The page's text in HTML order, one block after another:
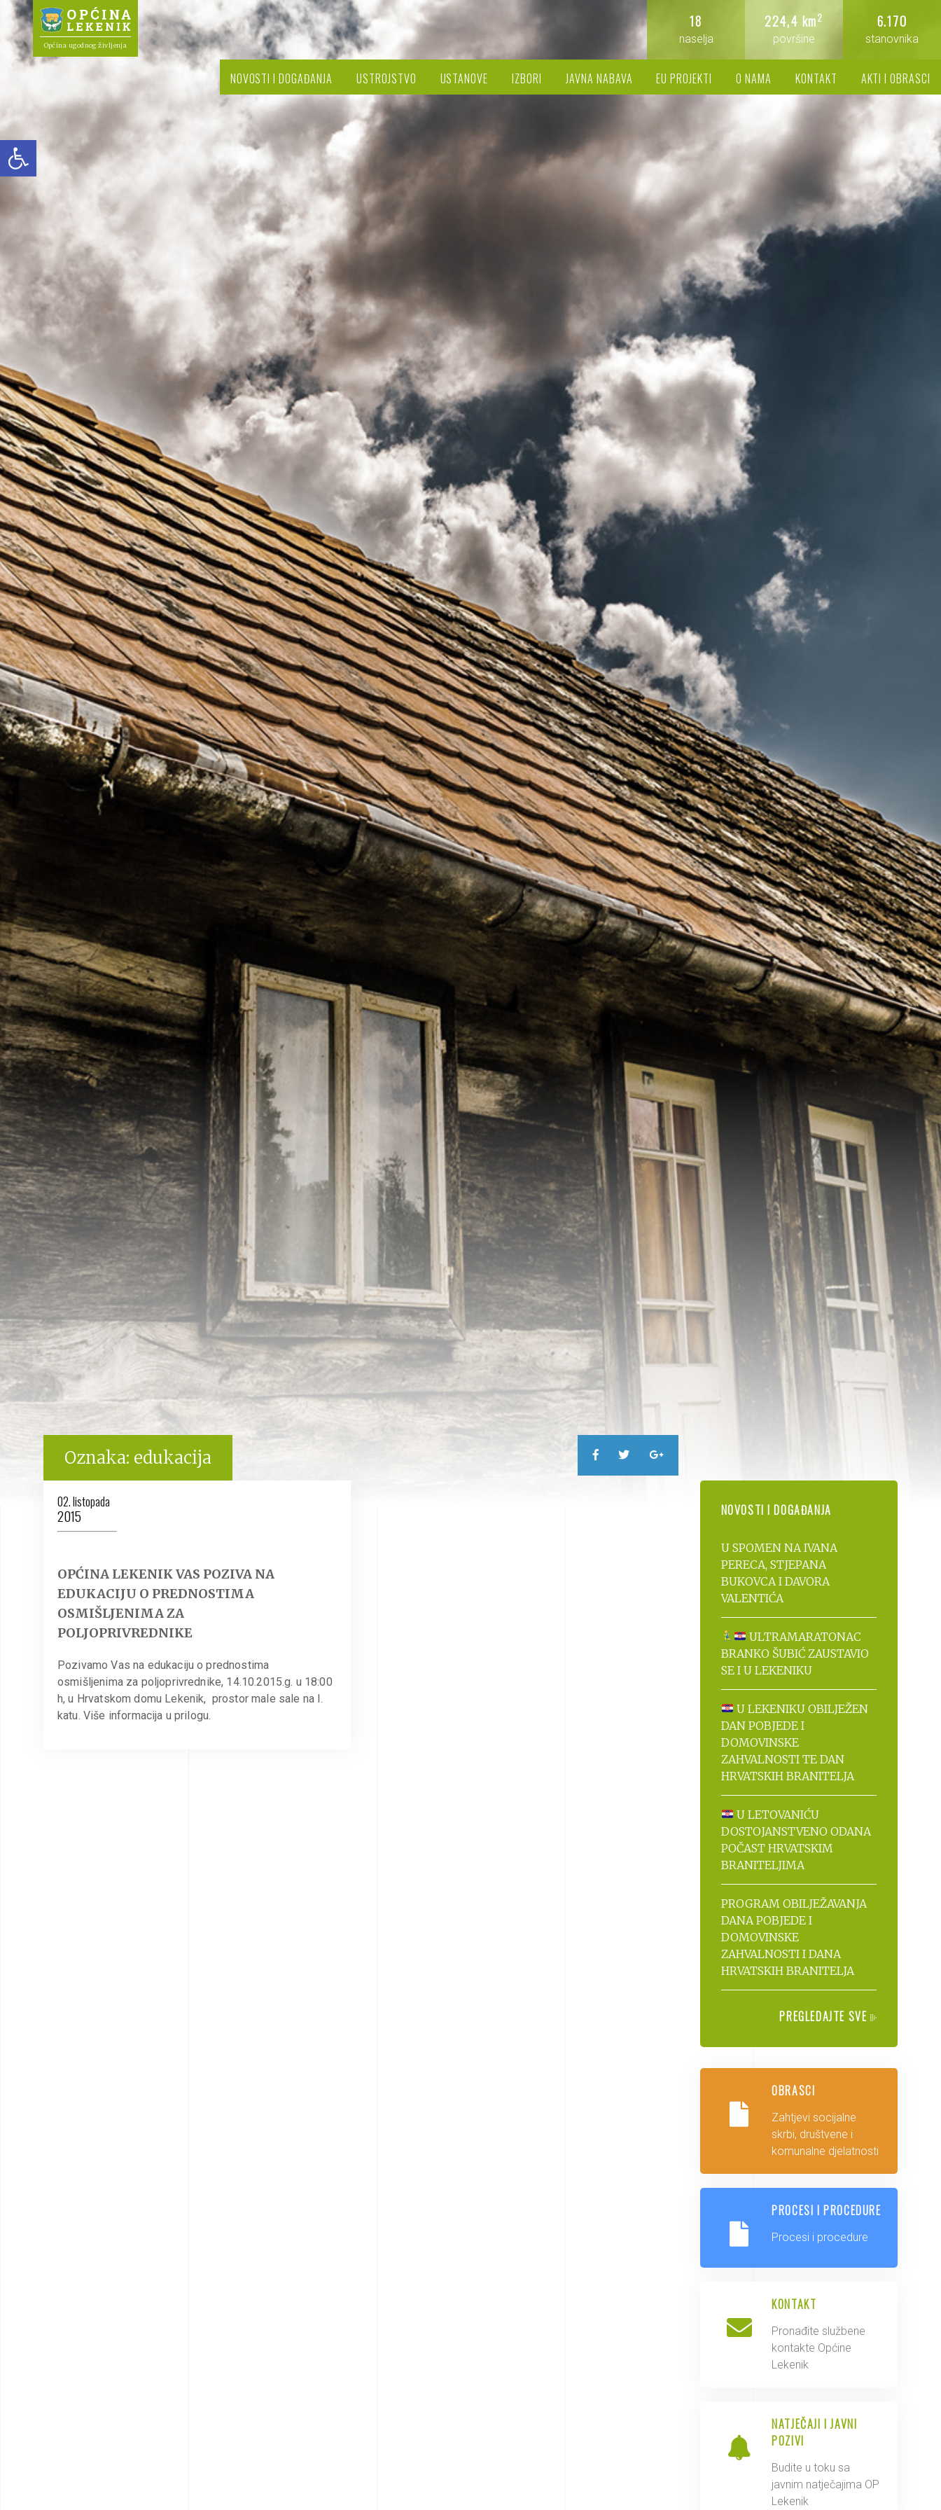
Open toolbar
Općina ugodnog življenja
6.170
stanovnika
224,4 km2
površine
18
naselja
NOVOSTI I DOGAĐANJA USTROJSTVO USTANOVE IZBORI JAVNA NABAVA EU PROJEKTI O NAMA KONTAKT AKTI I OBRASCI
Oznaka: edukacija
02. listopada
2015
OPĆINA LEKENIK VAS POZIVA NA
EDUKACIJU O PREDNOSTIMA
OSMIŠLJENIMA ZA
POLJOPRIVREDNIKE
Pozivamo Vas na edukaciju o prednostima
osmišljenima za poljoprivrednike, 14.10.2015.g. u 18:00
h, u Hrvatskom domu Lekenik, prostor male sale na I.
katu. Više informacija u prilogu.
NOVOSTI I DOGAĐANJA
U SPOMEN NA IVANA
PERECA, STJEPANA
BUKOVCA I DAVORA
VALENTIĆA
ULTRAMARATONAC
BRANKO ŠUBIĆ ZAUSTAVIO
SE I U LEKENIKU
U LEKENIKU OBILJEŽEN
DAN POBJEDE I
DOMOVINSKE
ZAHVALNOSTI TE DAN
HRVATSKIH BRANITELJA
U LETOVANIĆU
DOSTOJANSTVENO ODANA
POČAST HRVATSKIM
BRANITELJIMA
PROGRAM OBILJEŽAVANJA
DANA POBJEDE I
DOMOVINSKE
ZAHVALNOSTI I DANA
HRVATSKIH BRANITELJA
PREGLEDAJTE SVE
OBRASCI
Zahtjevi socijalne
skrbi, društvene i
komunalne djelatnosti
PROCESI I PROCEDURE
Procesi i procedure
KONTAKT
Pronađite službene
kontakte Općine
Lekenik
NATJEČAJI I JAVNI
POZIVI
Budite u toku sa
javnim natječajima OP
Lekenik